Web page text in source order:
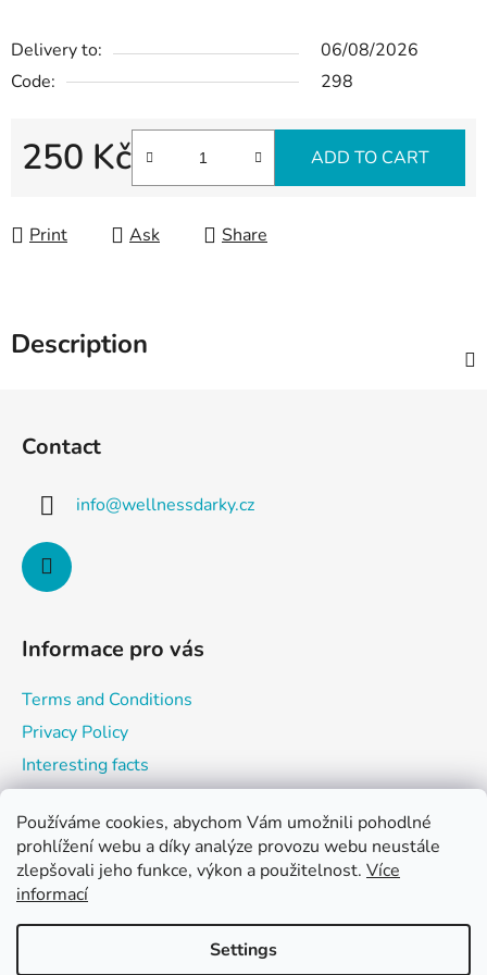
Používáme cookies, abychom Vám umožnili pohodlné
prohlížení webu a díky analýze provozu webu neustále
zlepšovali jeho funkce, výkon a použitelnost. Více
informací
Settings
Delivery to:
06/08/2026
Code:
298
250 Kč
Measure price:
ADD TO CART
Print Ask Share
Description
Contact
info@wellnessdarky.cz
Informace pro vás
Terms and Conditions
Privacy Policy
Interesting facts
Shopping cart
0PCS /0 KČ